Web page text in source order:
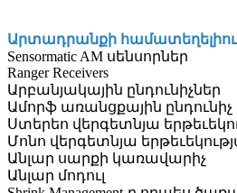
Արտադրանքի
Sensormatic AM սենսորներ
Ranger Receivers
Արբանյակային ընդունիչներ
Ամորֆ առանցքային ընդունիչ
Ստերեո վերգետնյա
Մոնո վերգետնյա
Անլար սարքի կառավարիչ
Անլար մոդուլ